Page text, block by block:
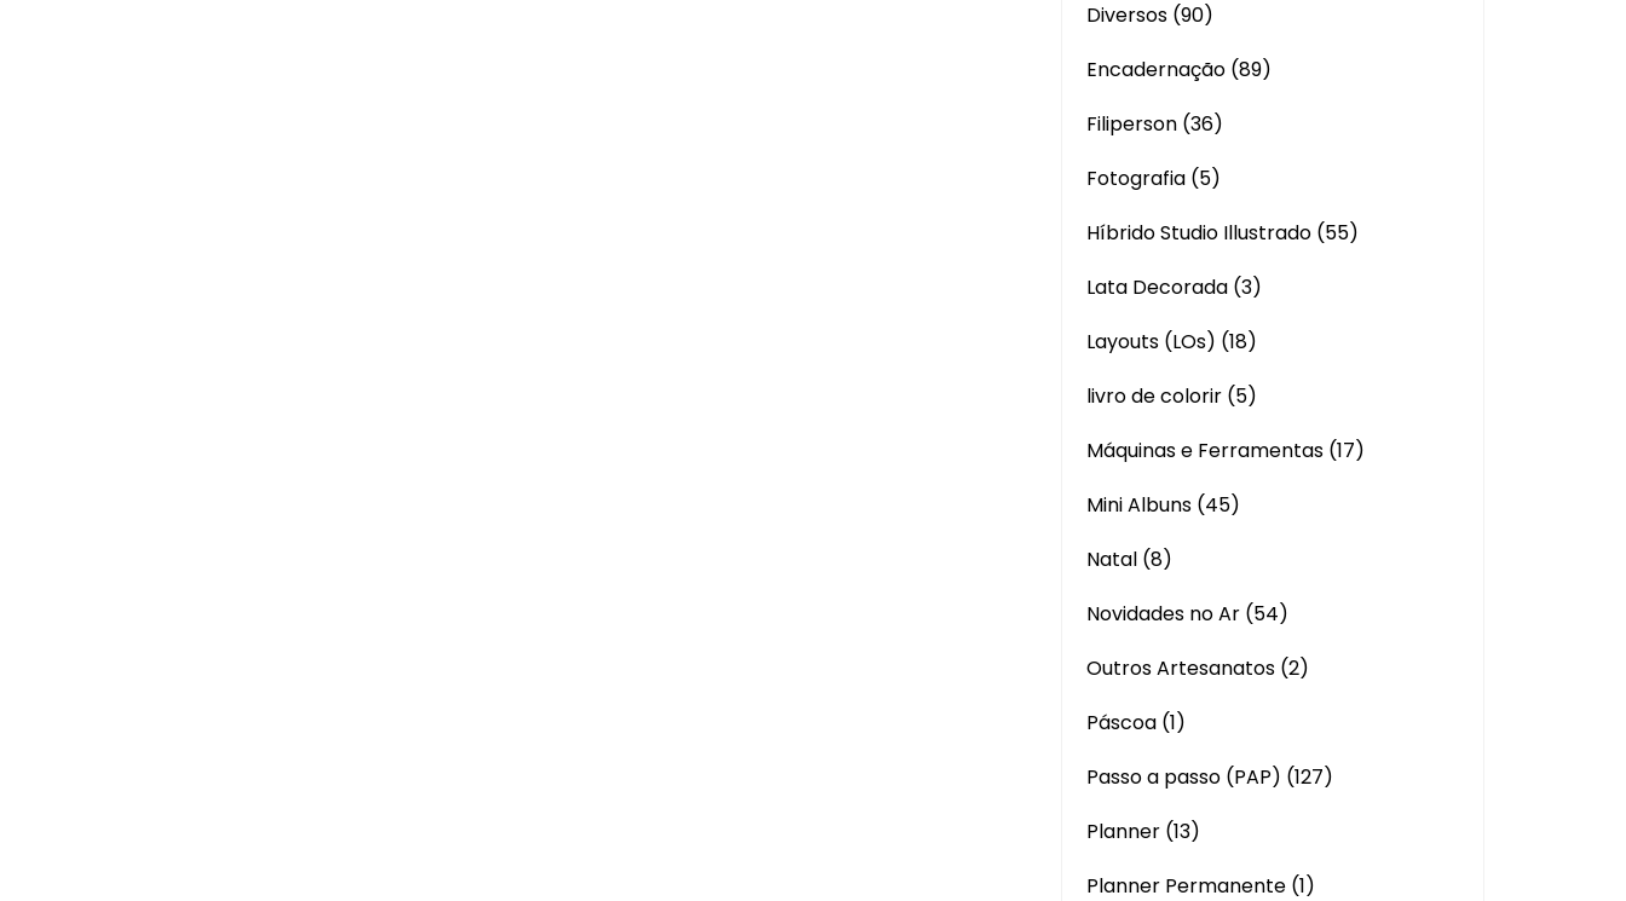
Diversos (90)
Encadernação (89)
Filiperson (36)
Fotografia (5)
Híbrido Studio Illustrado (55)
Lata Decorada (3)
Layouts (LOs) (18)
livro de colorir (5)
Máquinas e Ferramentas (17)
Mini Albuns (45)
Natal (8)
Novidades no Ar (54)
Outros Artesanatos (2)
Páscoa (1)
Passo a passo (PAP) (127)
Planner (13)
Planner Permanente (1)